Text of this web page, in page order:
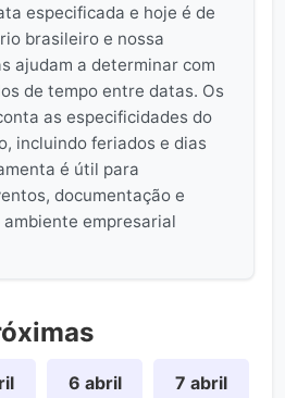
especificada e hoje é de
brasileiro e nossa
ajudam a determinar com
de tempo entre datas. Os
as especificidades do
incluindo feriados e dias
é útil para
documentação e
empresarial
6 abril 7 abril